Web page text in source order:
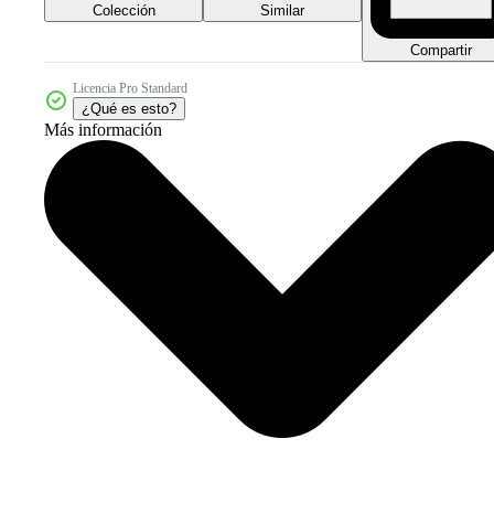
Colección Similar
Compartir
Licencia Pro Standard
¿Qué es esto?
Más información